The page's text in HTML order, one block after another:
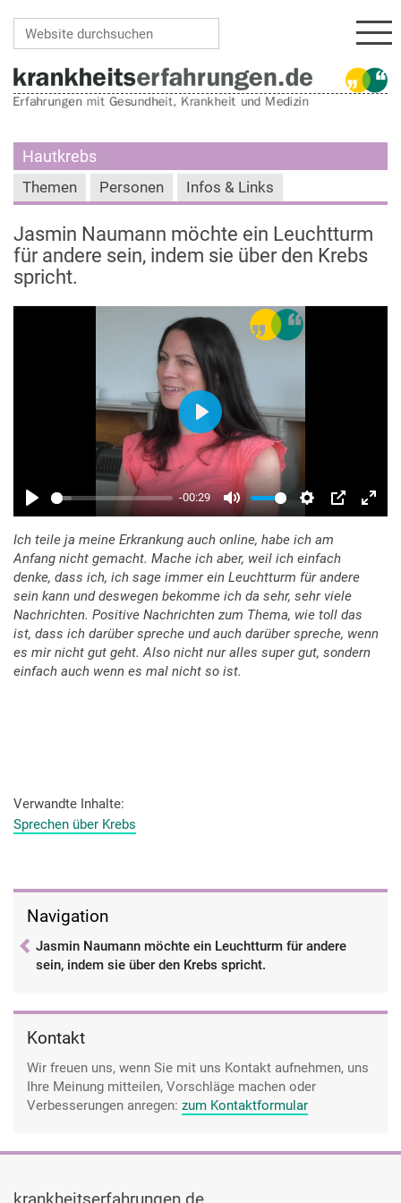
Hautkrebs
Themen Personen Infos & Links
Jasmin Naumann möchte ein Leuchtturm
für andere sein, indem sie über den Krebs
spricht.
Ich teile ja meine Erkrankung auch online, habe ich am
Anfang nicht gemacht. Mache ich aber, weil ich einfach
denke, dass ich, ich sage immer ein Leuchtturm für andere
sein kann und deswegen bekomme ich da sehr, sehr viele
Nachrichten. Positive Nachrichten zum Thema, wie toll das
ist, dass ich darüber spreche und auch darüber spreche, wenn
es mir nicht gut geht. Also nicht nur alles super gut, sondern
einfach auch wenn es mal nicht so ist.
Verwandte Inhalte
Sprechen über Krebs
Navigation
Jasmin Naumann möchte ein Leuchtturm für andere
sein, indem sie über den Krebs spricht.
Kontakt
Wir freuen uns, wenn Sie mit uns Kontakt aufnehmen, uns
Ihre Meinung mitteilen, Vorschläge machen oder
Verbesserungen anregen: zum Kontaktformular